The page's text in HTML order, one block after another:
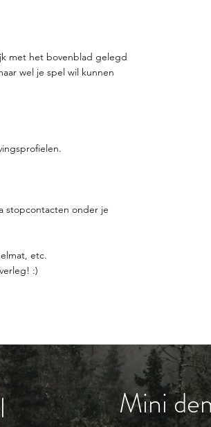
met het bovenblad gelegd
wel je spel wil kunnen
stopcontacten onder je
etc.
:)
Mini